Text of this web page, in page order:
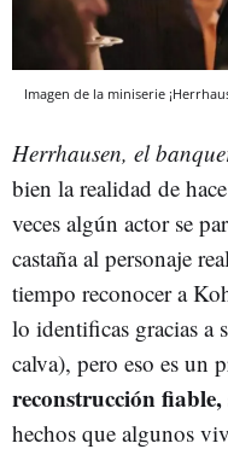
Imagen de la miniserie
Herrhausen, el
bien la realidad de
veces algún actor se
castaña al personaje
tiempo reconocer a
lo identificas gracias a
calva), pero eso es un
reconstrucción
hechos que algunos